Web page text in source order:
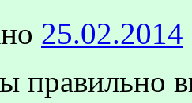
25.02.2014
правильно